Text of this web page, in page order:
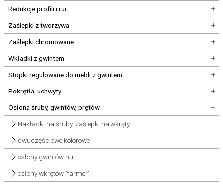
Redukcje profili i rur
Zaślepki z tworzywa
Zaślepki chromowane
Wkładki z gwintem
Stopki regulowane do mebli z gwintem
Pokrętła, uchwyty
Osłona śruby, gwintów, prętów
Nakładki na śruby, zaślepki na wkręty
dwuczęściowe kolorowe
osłony gwintów rur
osłony wkrętów "farmer"